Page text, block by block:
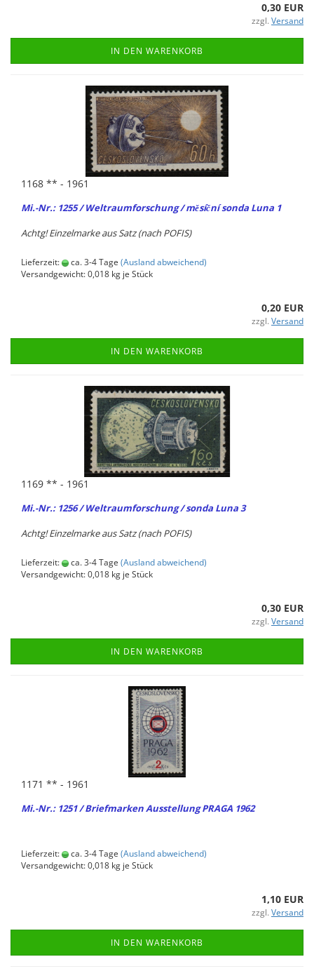
0,30 EUR
zzgl. Versand
IN DEN WARENKORB
1168 ** - 1961
Mi.-Nr.: 1255 / Welt­raum­for­schung / měsíční sonda Luna 1
Achtg! Ein­zel­mar­ke aus Satz (nach POFIS)
Lieferzeit: ca. 3-4 Tage (Ausland abweichend)
Versandgewicht:0,018 kg je Stück
0,20 EUR
zzgl. Versand
IN DEN WARENKORB
1169 ** - 1961
Mi.-Nr.: 1256 / Welt­raum­for­schung / sonda Luna 3
Achtg! Ein­zel­mar­ke aus Satz (nach POFIS)
Lieferzeit: ca. 3-4 Tage (Ausland abweichend)
Versandgewicht:0,018 kg je Stück
0,30 EUR
zzgl. Versand
IN DEN WARENKORB
1171 ** - 1961
Mi.-Nr.: 1251 / Brief­mar­ken Aus­stel­lung PRAGA 1962
Lieferzeit: ca. 3-4 Tage (Ausland abweichend)
Versandgewicht:0,018 kg je Stück
1,10 EUR
zzgl. Versand
IN DEN WARENKORB